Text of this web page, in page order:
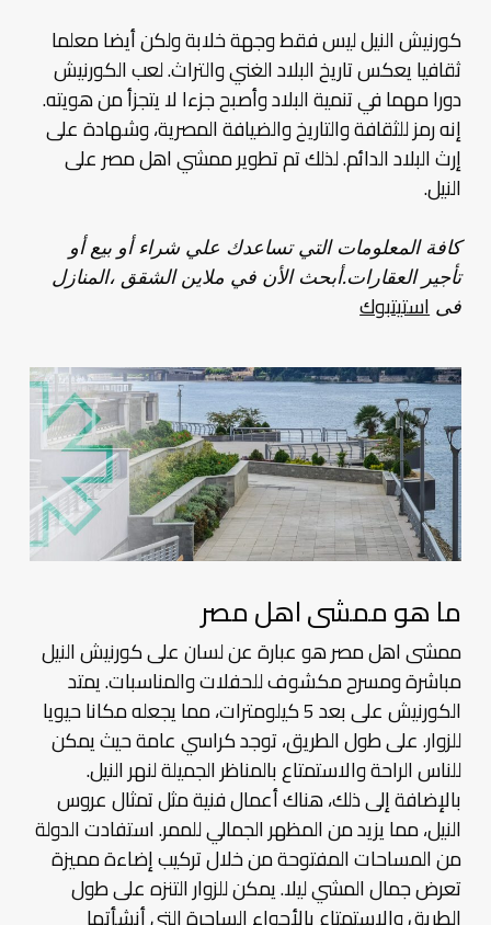
كورنيش النيل ليس فقط وجهة خلابة ولكن أيضا معلما
ثقافيا يعكس تاريخ البلاد الغني والتراث. لعب الكورنيش
دورا مهما في تنمية البلاد وأصبح جزءا لا يتجزأ من هويته.
إنه رمز للثقافة والتاريخ والضيافة المصرية، وشهادة على
إرث البلاد الدائم. لذلك تم تطوير ممشي اهل مصر على
النيل.
كافة المعلومات التي تساعدك علي شراء أو بيع أو
تأجير العقارات.أبحث الأن في ملاين الشقق ،المنازل
فى استيتبوك
ما هو ممشى اهل مصر
ممشى اهل مصر هو عبارة عن لسان على كورنيش النيل
مباشرة ومسرح مكشوف للحفلات والمناسبات. يمتد
الكورنيش على بعد 5 كيلومترات، مما يجعله مكانا حيويا
للزوار. على طول الطريق، توجد كراسي عامة حيث يمكن
للناس الراحة والاستمتاع بالمناظر الجميلة لنهر النيل.
بالإضافة إلى ذلك، هناك أعمال فنية مثل تمثال عروس
النيل، مما يزيد من المظهر الجمالي للممر. استفادت الدولة
من المساحات المفتوحة من خلال تركيب إضاءة مميزة
تعرض جمال المشي ليلا. يمكن للزوار التنزه على طول
الطريق والاستمتاع بالأجواء الساحرة التي أنشأتها